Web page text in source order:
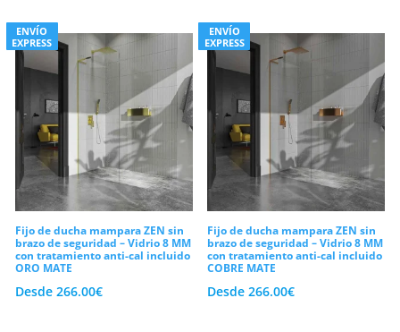
mejor precio.
ENVÍO
EXPRESS
Fijo de ducha mampara ZEN sin
brazo de seguridad – Vidrio 8 MM
con tratamiento anti-cal incluido
ORO MATE
Desde 266.00€
ENVÍO
EXPRESS
Fijo de ducha mampara ZEN sin
brazo de seguridad – Vidrio 8 MM
con tratamiento anti-cal incluido
COBRE MATE
Desde266.00€